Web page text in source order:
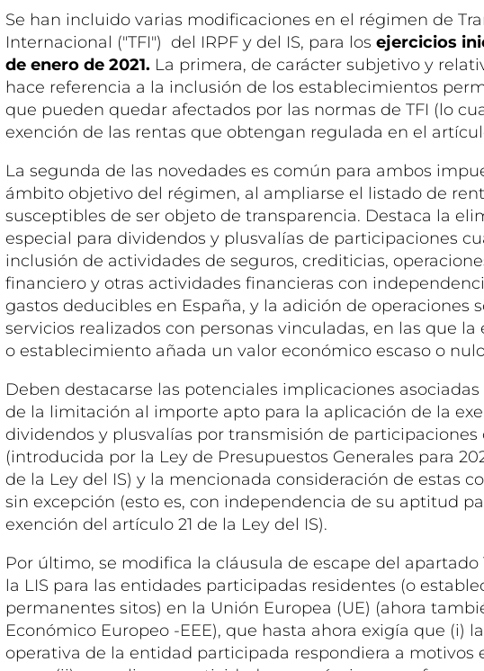
Se han incluido varias modificaciones en el régimen de
Internacional ("TFI") del IRPF y del IS, para los ejercicios
de enero de 2021. La primera, de carácter subjetivo y
hace referencia a la inclusión de los establecimientos
que pueden quedar afectados por las normas de TFI (lo
exención de las rentas que obtengan regulada en el
La segunda de las novedades es común para ambos
ámbito objetivo del régimen, al ampliarse el listado de
susceptibles de ser objeto de transparencia. Destaca la
especial para dividendos y plusvalías de participaciones
inclusión de actividades de seguros, crediticias,
financiero y otras actividades financieras con
gastos deducibles en España, y la adición de operaciones
servicios realizados con personas vinculadas, en las que
o establecimiento añada un valor económico escaso o
Deben destacarse las potenciales implicaciones
de la limitación al importe apto para la aplicación de la
dividendos y plusvalías por transmisión de participaciones
(introducida por la Ley de Presupuestos Generales para
de la Ley del IS) y la mencionada consideración de estas
sin excepción (esto es, con independencia de su aptitud
exención del artículo 21 de la Ley del IS).
Por último, se modifica la cláusula de escape del apartado
la LIS para las entidades participadas residentes (o
permanentes sitos) en la Unión Europea (UE) (ahora
Económico Europeo -EEE), que hasta ahora exigía que (i)
operativa de la entidad participada respondiera a motivos